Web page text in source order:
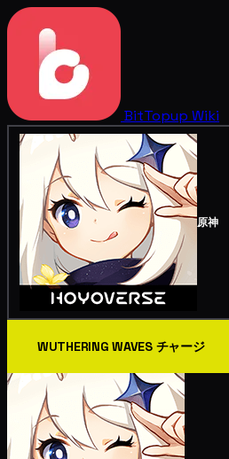
BitTopup Wiki
原神
WUTHERING WAVES チャージ